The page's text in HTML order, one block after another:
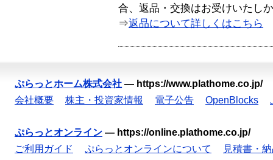
合、返品・交換はお受けいたし
⇒返品について詳しくはこちら
ぷらっとホーム株式会社 — https://www.plathome.co.jp/
会社概要
株主・投資家情報 電子公告 OpenBlocks
ぷらっとオンライン — https://online.plathome.co.jp/
ご利用ガイド
ぷらっとオンラインについて
見積書・